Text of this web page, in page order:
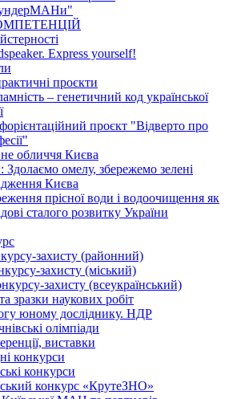
Express yourself!
проєкти
– генетичний код української
проєкт "Відверто про
обличчя Києва
Здолаємо омелу, збережемо зелені
Києва
прісної води і водоочищення як
сталого розвитку України
захисту (районний)
захисту (міський)
захисту (всеукраїнський)
зразки наукових робіт
юному досліднику. НДР
олімпіади
виставки
конкурси
конкурси
конкурс «КрутеЗНО»